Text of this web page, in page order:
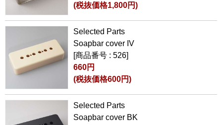
(税抜価格1,800円)
Selected Parts
Soapbar cover IV
[商品番号 : 526]
660円
(税抜価格600円)
Selected Parts
Soapbar cover BK